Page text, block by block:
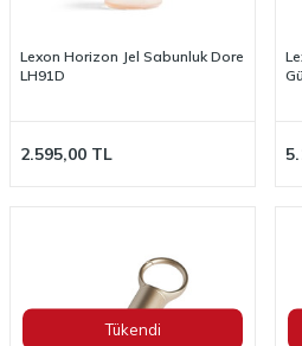
Lexon Horizon Jel Sabunluk Dore
LH91D
2.595,00 TL
Tükendi